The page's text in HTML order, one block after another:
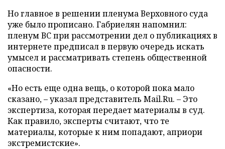
Но главное в решении пленума Верховного суда
уже было прописано. Габриелян напомнил:
пленум ВС при рассмотрении дел о публикациях в
интернете предписал в первую очередь искать
умысел и рассматривать степень общественной
опасности.
«Но есть еще одна вещь, о которой пока мало
сказано, – указал представитель Mail.Ru. – Это
экспертиза, которая передает материалы в суд.
Как правило, эксперты считают, что те
материалы, которые к ним попадают, априори
экстремистские».